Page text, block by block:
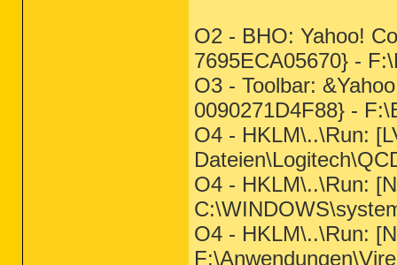
O2 - BHO: Yahoo!
7695ECA05670} -
O3 - Toolbar:
0090271D4F88} -
O4 - HKLM\..\Run:
O4 - HKLM\..\Run:
O4 - HKLM\..\Run: